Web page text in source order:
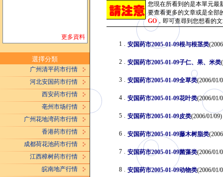
更多資料
選擇分類
广州清平药市行情
河北安国药市行情
西安药市行情
亳州市场行情
广州花地湾药市行情
香港药市行情
成都荷花池药市行情
江西樟树药市行情
皖南地产行情
您現在所看到的是本單元最
要查看更多的文章或是全部
GO，即可查尋到您想看的
1 . 安国药市2005-01-09根与根茎类
2 . 安国药市2005-01-09子仁、果、米类
3 . 安国药市2005-01-09全草类(2006/01/
4 . 安国药市2005-01-09花叶类(2006/01/
5 . 安国药市2005-01-09皮类(2006/01/09)
6 . 安国药市2005-01-09藤木树脂类
7 . 安国药市2005-01-09菌藻类(2006/01/
8 . 安国药市2005-01-09动物类(2006/01/